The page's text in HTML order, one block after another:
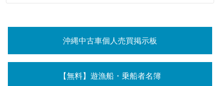
沖縄中古車個人売買掲示板
【無料】遊漁船・乗船者名簿